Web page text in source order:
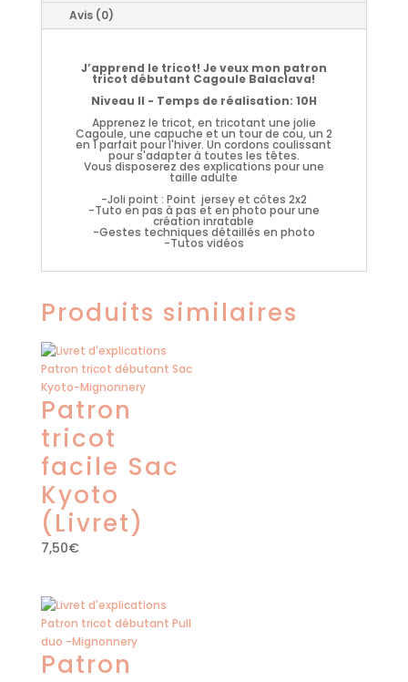
Avis (0)
J’apprend le tricot! Je veux mon patron
tricot débutant Cagoule Balaclava!
Niveau II - Temps de réalisation: 10H
Apprenez le tricot, en tricotant une jolie
Cagoule, une capuche et un tour de cou, un 2
en 1 parfait pour l'hiver. Un cordons coulissant
pour s'adapter à toutes les têtes.
Vous disposerez des explications pour une
taille adulte
-Joli point : Point jersey et côtes 2x2
-Tuto en pas à pas et en photo pour une
création inratable
-Gestes techniques détaillés en photo
-Tutos vidéos
Produits similaires
Patron
tricot
facile Sac
Kyoto
(Livret)
7,50€
Patron